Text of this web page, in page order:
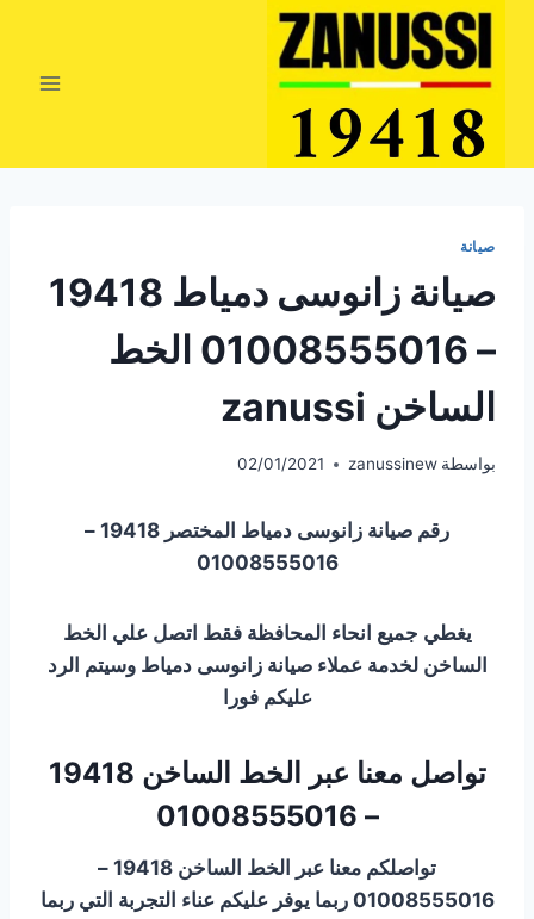
التجاوز
المحتوى
صيانة
صيانة زانوسى دمياط 19418
– 01008555016 الخط
الساخن zanussi
بواسطة zanussinew
02/01/2021
رقم صيانة زانوسى دمياط المختصر 19418 –
01008555016
يغطي جميع انحاء المحافظة فقط اتصل علي الخط
الساخن لخدمة عملاء صيانة زانوسى دمياط وسيتم الرد
عليكم فورا
تواصل معنا عبر الخط الساخن 19418
– 01008555016
تواصلكم معنا عبر الخط الساخن 19418 –
01008555016 ربما يوفر عليكم عناء التجربة التي ربما